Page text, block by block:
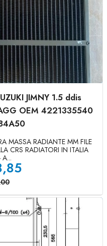
JIMNY 1.5 ddis
OEM 4221335540
MASSA RADIANTE MM FILE
CRS RADIATORI IN ITALIA